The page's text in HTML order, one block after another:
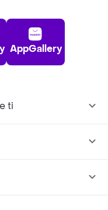
AppGallery
ti